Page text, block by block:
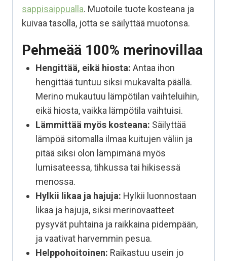
sappisaippualla. Muotoile tuote kosteana ja
kuivaa tasolla, jotta se säilyttää muotonsa.
Pehmeää 100% merinovillaa
Hengittää, eikä hiosta: Antaa ihon
hengittää tuntuu siksi mukavalta päällä.
Merino mukautuu lämpötilan vaihteluihin,
eikä hiosta, vaikka lämpötila vaihtuisi.
Lämmittää myös kosteana: Säilyttää
lämpöä sitomalla ilmaa kuitujen väliin ja
pitää siksi olon lämpimänä myös
lumisateessa, tihkussa tai hikisessä
menossa.
Hylkii likaa ja hajuja: Hylkii luonnostaan
likaa ja hajuja, siksi merinovaatteet
pysyvät puhtaina ja raikkaina pidempään,
ja vaativat harvemmin pesua.
Helppohoitoinen: Raikastuu usein jo